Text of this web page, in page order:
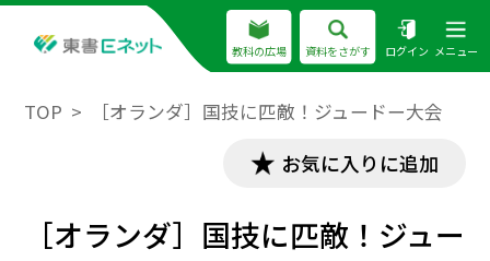
教科の広場 資料をさがす ログイン メニュー
TOP ［オランダ］国技に匹敵！ジュードー大会
お気に入りに追加
［オランダ］国技に匹敵！ジュー